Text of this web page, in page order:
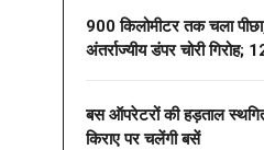
900 किलोमीटर तक चला
अंतर्राज्यीय डंपर चोरी गिरोह;
बस ऑपरेटरों की हड़ताल
किराए पर चलेंगी बसें